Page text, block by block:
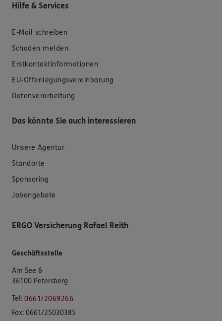
Hilfe & Services
E-Mail schreiben
Schaden melden
Erstkontaktinformationen
EU-Offenlegungsvereinbarung
Datenverarbeitung
Das könnte Sie auch interessieren
Unsere Agentur
Standorte
Sponsoring
Jobangebote
ERGO Versicherung Rafael Reith
Geschäftsstelle
Am See 6
36100 Petersberg
Tel: 0661/2069266
Fax: 0661/25030385